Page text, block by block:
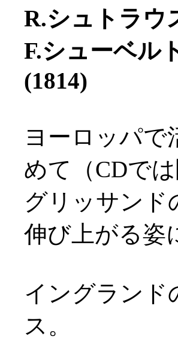
R.シュトラウ
F.シューベル
(1814)
ヨーロッパで
めて（CDで
グリッサンド
伸び上がる姿
イングランド
ス。